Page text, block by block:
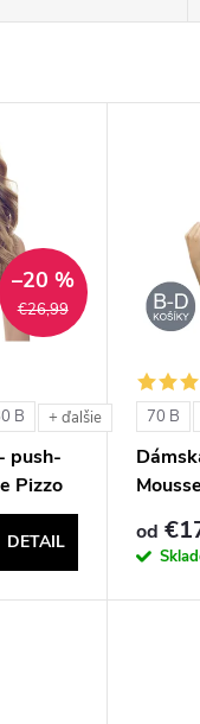
€26,99
–20 %
B + ďalšie
push-
Pizzo
DETAIL
70 B
Mousse
od